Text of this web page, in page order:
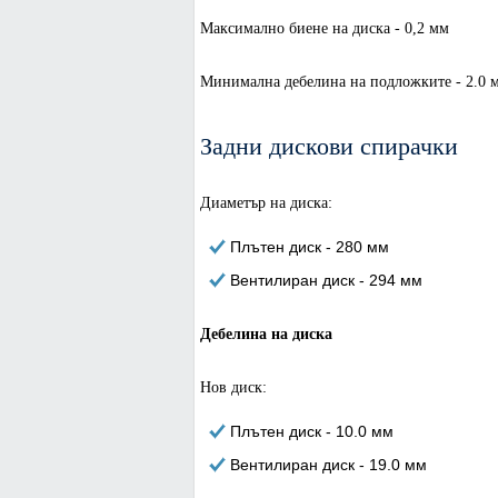
Максимално биене на диска - 0,2 мм
Минимална дебелина на подложките - 2.0
Задни дискови спирачки
Диаметър на диска:
Плътен диск - 280 мм
Вентилиран диск - 294 мм
Дебелина на диска
Нов диск:
Плътен диск - 10.0 мм
Вентилиран диск - 19.0 мм